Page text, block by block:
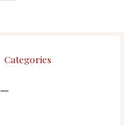
Categories